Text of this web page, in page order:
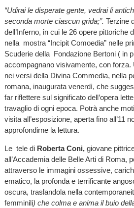
“Udirai le disperate gente, vedrai li
seconda morte ciascun grida;”. Terzine
dell’Inferno, in cui le 26 opere pittoriche
nella mostra “Incipit Comoedia” nelle
Scuderie della Fondazione Bertoni ( in
accompagnano visivamente, con forza.
nei versi della Divina Commedia, nella
romana, inaugurata venerdì, che
far riflettere sul significato dell’opera
travaglio di ogni epoca. Potrà anche
visita all’esposizione, aperta fino all’11
approfondirne la lettura.
Le tele di Roberta Coni,giovane
all’Accademia delle Belle Arti di Roma,
attraverso le immagini ossessive,
ematico, la profonda e terrificante
oscura, traslandola nella
femminili) che colma e anima il buio